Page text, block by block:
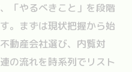
「やるべきこと」を段階
。まずは現状把握から始
動産会社選び、内覧対
の流れを時系列でリスト